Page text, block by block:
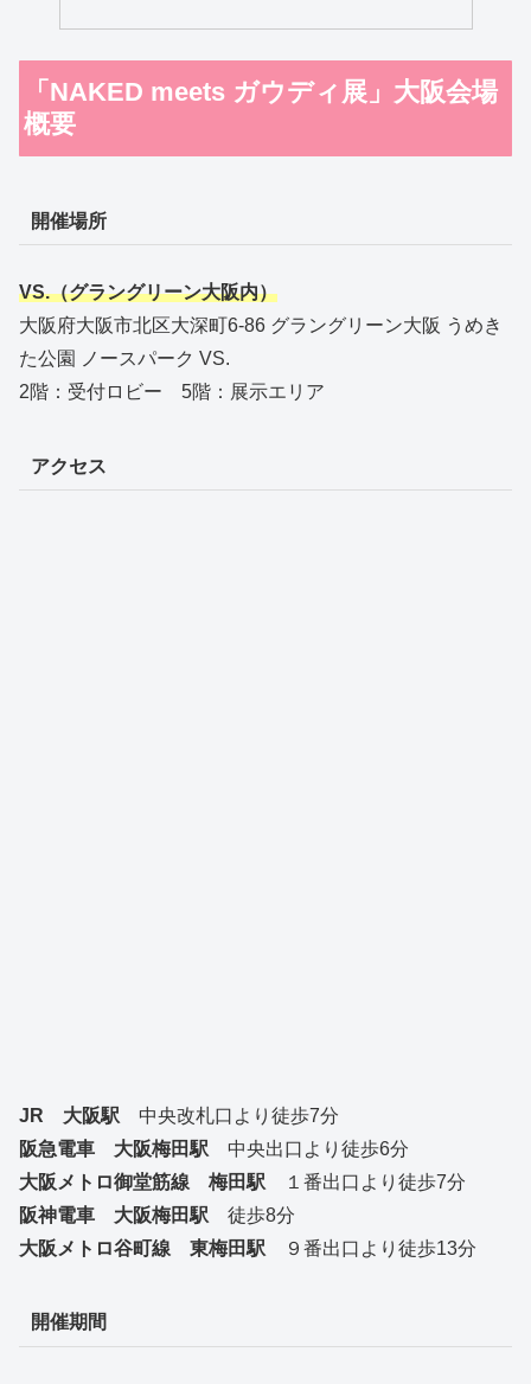
「NAKED meets ガウディ展」大阪会場
概要
開催場所
VS.（グラングリーン大阪内）
大阪府大阪市北区大深町6-86 グラングリーン大阪 うめき
た公園 ノースパーク VS.
2階：受付ロビー 5階：展示エリア
アクセス
JR 大阪駅 中央改札口より徒歩7分
阪急電車 大阪梅田駅 中央出口より徒歩6分
大阪メトロ御堂筋線 梅田駅 １番出口より徒歩7分
阪神電車 大阪梅田駅 徒歩8分
大阪メトロ谷町線 東梅田駅 ９番出口より徒歩13分
開催期間